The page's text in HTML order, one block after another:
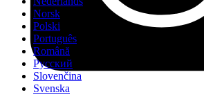
Norsk
Polski
Português
Română
Русский
Slovenčina
Svenska